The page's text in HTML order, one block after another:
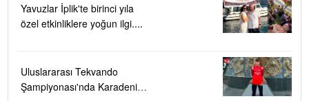
Yavuzlar İplik'te birinci yıla
özel etkinliklere yoğun ilgi....
Uluslararası Tekvando
Şampiyonası'nda Karadeniz